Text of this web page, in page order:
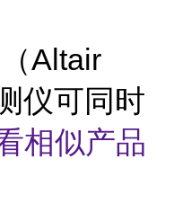
Altair
仪可同时
相似产品